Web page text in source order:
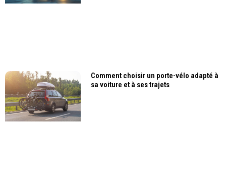
Comment choisir un porte-vélo adapté à
sa voiture et à ses trajets